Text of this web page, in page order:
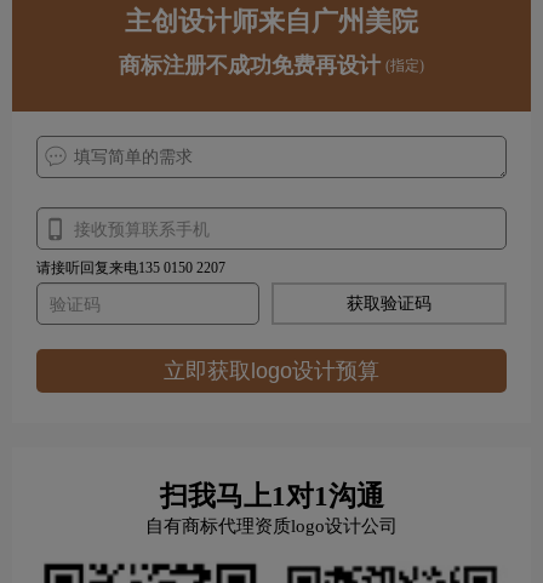
主创设计师来自广州美院
商标注册不成功免费再设计 (指定)
请接听回复来电135 0150 2207
获取验证码
立即获取logo设计预算
扫我马上1对1沟通
自有商标代理资质logo设计公司